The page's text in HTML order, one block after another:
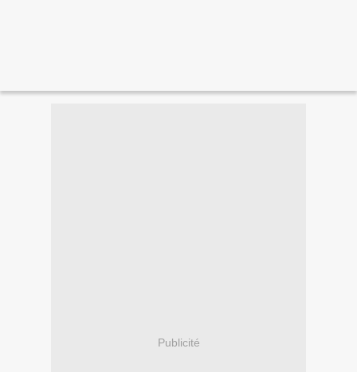
Publicité